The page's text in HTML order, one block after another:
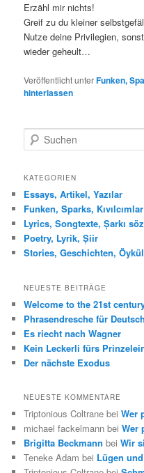
Erzähl mir nichts!
Greif zu du kleiner
Nutze deine Privilegien,
wieder geheult…
Veröffentlicht unterFunken,
hinterlassen
u
h
n
KATEGORIEN
Essays, Artikel, Yazılar
Funken, Sparks, Kıvılcımlar
Lyrics, Songtexte, Șarkı
Poetry, Lyrik, Șiir
Stories, Geschichten,
NEUESTE BEITRÄGE
Welcome to the 21st
Phrasendresche für
Es riecht nach Wagner
Kein Leckerli fürs
Der nächste Exodus
NEUESTE KOMMENTARE
Triptonious Coltrane beiWer
michael fackelmann beiWer
Brigitta Beckmann beiWir
Teneke Adam bei Lügen